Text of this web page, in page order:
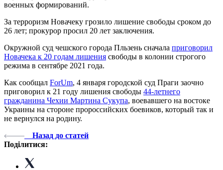
военных формирований.
За терроризм Новачеку грозило лишение свободы сроком до
26 лет; прокурор просил 20 лет заключения.
Окружной суд чешского города Пльзень сначала приговорил
Новачека к 20 годам лишения свободы в колонии строгого
режима в сентябре 2021 года.
Как сообщал ForUm, 4 января городской суд Праги заочно
приговорил к 21 году лишения свободы 44-летнего
гражданина Чехии Мартина Сукупа, воевавшего на востоке
Украины на стороне пророссийских боевиков, который так и
не вернулся на родину.
Назад до статей
Поділитися: